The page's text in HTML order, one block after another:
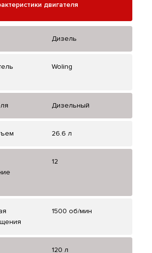
двигателя
Дизель
Woling
Дизельный
26.6 л
12
1500 об/мин
120 л